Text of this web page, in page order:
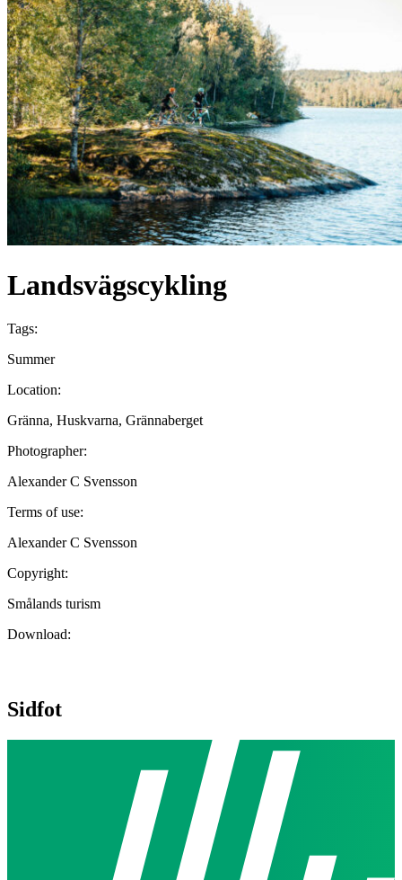
Landsvägscykling
Tags:
Summer
Location:
Gränna, Huskvarna, Grännaberget
Photographer:
Alexander C Svensson
Terms of use:
Alexander C Svensson
Copyright:
Smålands turism
Download:
Sidfot